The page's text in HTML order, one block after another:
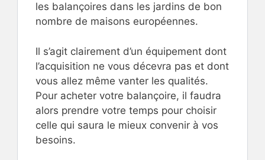
les balançoires dans les jardins de bon
nombre de maisons européennes.
Il s’agit clairement d’un équipement dont
l’acquisition ne vous décevra pas et dont
vous allez même vanter les qualités.
Pour acheter votre balançoire, il faudra
alors prendre votre temps pour choisir
celle qui saura le mieux convenir à vos
besoins.